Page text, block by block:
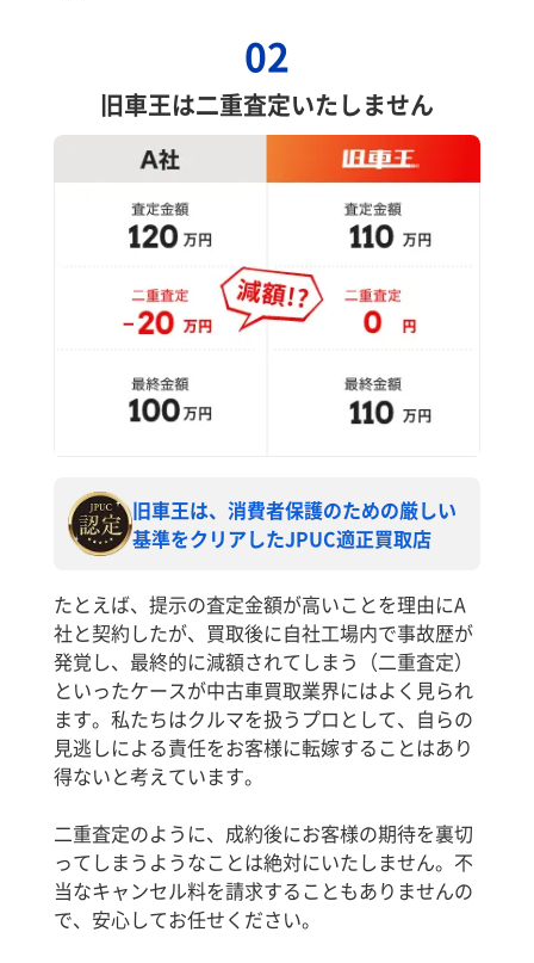
02
旧車王は二重査定いたしません
旧車王は、消費者保護のための厳しい
基準をクリアしたJPUC適正買取店
たとえば、提示の査定金額が高いことを理由にA
社と契約したが、買取後に自社工場内で事故歴が
発覚し、最終的に減額されてしまう（二重査定）
といったケースが中古車買取業界にはよく見られ
ます。私たちはクルマを扱うプロとして、自らの
見逃しによる責任をお客様に転嫁することはあり
得ないと考えています。
二重査定のように、成約後にお客様の期待を裏切
ってしまうようなことは絶対にいたしません。不
当なキャンセル料を請求することもありませんの
で、安心してお任せください。